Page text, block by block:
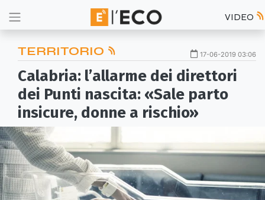
VIDEO
TERRITORIO 17-06-2019 03:06
Calabria: l’allarme dei direttori
dei Punti nascita: «Sale parto
insicure, donne a rischio»